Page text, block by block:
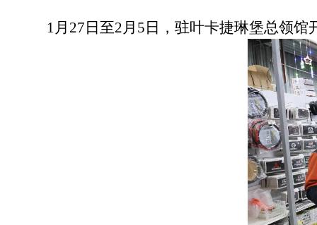
1月27日至2月5日，驻叶卡捷琳堡总领馆